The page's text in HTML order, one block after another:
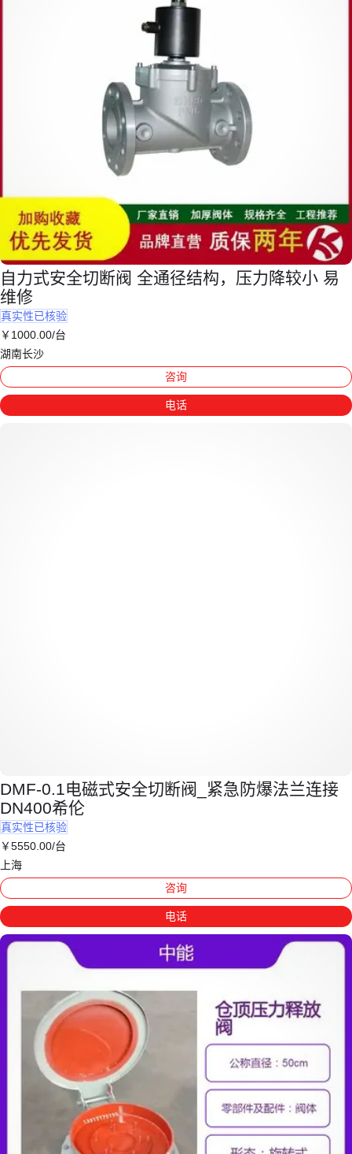
自力式安全切断阀 全通径结构，压力降较小 易
维修
真实性已核验
￥ 1000 .00/台
湖南长沙
咨询
电话
DMF-0.1电磁式安全切断阀_紧急防爆法兰连接
DN400希伦
真实性已核验
￥5550 .00/台
上海
咨询
电话